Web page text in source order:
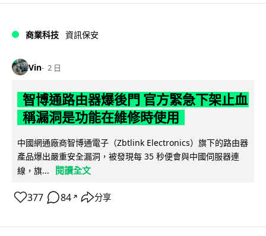
商業科技 資訊保安
Vin 2 日
智博通路由器爆後門 官方緊急下架止血
稱漏洞是功能在維修時使用
中國網通廠商智博通電子（Zbtlink Electronics）旗下的路由器
產品爆出嚴重安全漏洞，被發現每 35 秒便會與中國伺服器連
線，旗...
閱讀全文
377 84 ↗ 分享